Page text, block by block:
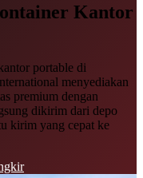
Kantor
portable di
menyediakan
premium dengan
dikirim dari depo
kirim yang cepat ke